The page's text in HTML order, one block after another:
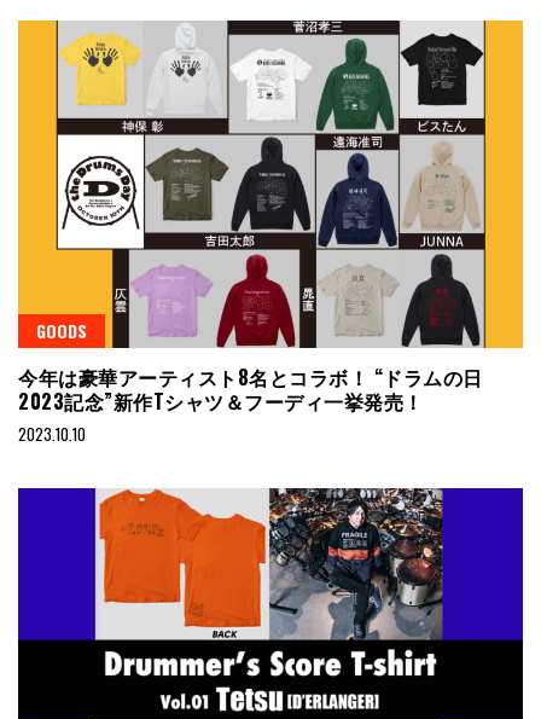
GOODS
今年は豪華アーティスト8名とコラボ！ “ドラムの日
2023記念”新作Tシャツ＆フーディ一挙発売！
2023.10.10